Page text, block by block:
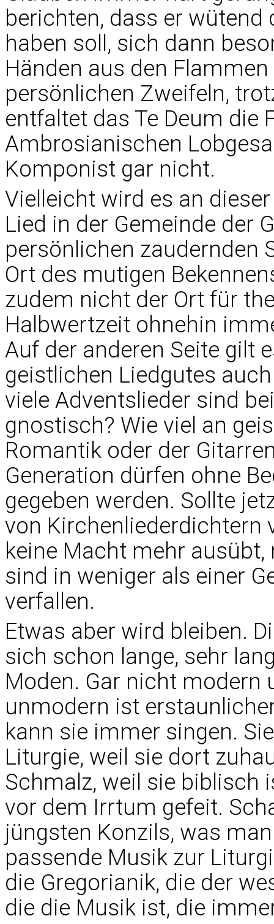
berichten, dass er wütend
haben soll, sich dann
Händen aus den
persönlichen Zweifeln,
entfaltet das Te Deum die
Ambrosianischen
Komponist gar nicht.
Vielleicht wird es an
Lied in der Gemeinde der
persönlichen zaudernden
Ort des mutigen
zudem nicht der Ort für
Halbwertzeit ohnehin
Auf der anderen Seite gilt
geistlichen Liedgutes
viele Adventslieder sind
gnostisch? Wie viel an
Romantik oder der
Generation dürfen ohne
gegeben werden. Sollte
von Kirchenliederdichtern
keine Macht mehr
sind in weniger als einer
verfallen.
Etwas aber wird bleiben.
sich schon lange, sehr
Moden. Gar nicht
unmodern ist
kann sie immer singen.
Liturgie, weil sie dort
Schmalz, weil sie biblisch
vor dem Irrtum gefeit.
jüngsten Konzils, was
passende Musik zur
die Gregorianik, die der
die die Musik ist, die